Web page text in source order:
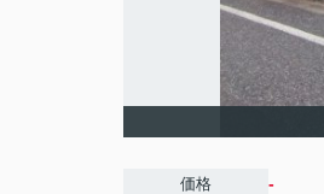
価格 -